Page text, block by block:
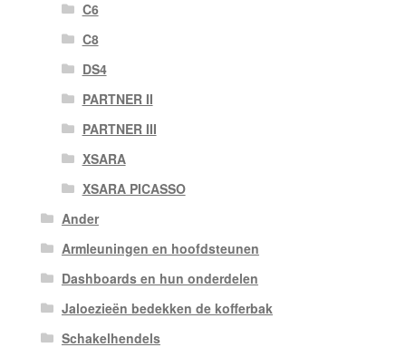
C6
C8
DS4
PARTNER II
PARTNER III
XSARA
XSARA PICASSO
Ander
Armleuningen en hoofdsteunen
Dashboards en hun onderdelen
Jaloezieën bedekken de kofferbak
Schakelhendels